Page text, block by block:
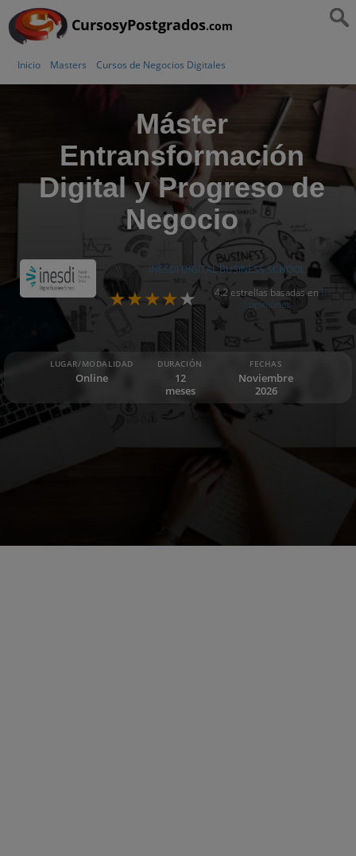
CursosyPostgrados.com
Inicio Masters Cursos de Negocios Digitales
Máster
Entransformación
Digital y Progreso de
Negocio
INESDI DIGITAL BUSINESS SCHOOL
4.2 estrellas basadas en 5
opiniones
LUGAR/MODALIDAD
Online
DURACIÓN
12
meses
FECHAS
Noviembre
2026